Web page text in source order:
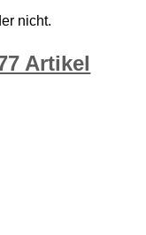
nicht.
Artikel